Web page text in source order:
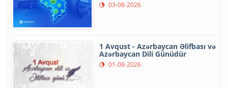
03-08-2026
1 Avqust - Azərbaycan Əlifbası və
Azərbaycan Dili Günüdür
01-08-2026